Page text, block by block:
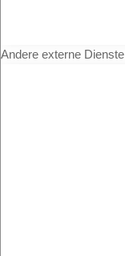
Andere externe Dienste